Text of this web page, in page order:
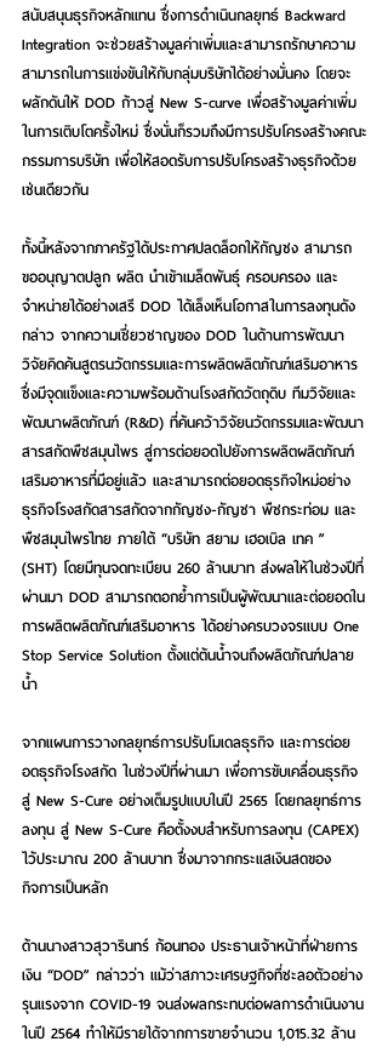
สนับสนุนธุรกิจหลักแทน ซึ่งการดำเนินกลยุทธ์ Backward
Integration จะช่วยสร้างมูลค่าเพิ่มและสามารถรักษาความ
สามารถในการแข่งขันให้กับกลุ่มบริษัทได้อย่างมั่นคง โดยจะ
ผลักดันให้ DOD ก้าวสู่ New S-curve เพื่อสร้างมูลค่าเพิ่ม
ในการเติบโตครั้งใหม่ ซึ่งนั่นก็รวมถึงมีการปรับโครงสร้างคณะ
กรรมการบริษัท เพื่อให้สอดรับการปรับโครงสร้างธุรกิจด้วย
เช่นเดียวกัน
ทั้งนี้หลังจากภาครัฐได้ประกาศปลดล็อกให้กัญชง สามารถ
ขออนุญาตปลูก ผลิต นำเข้าเมล็ดพันธุ์ ครอบครอง และ
จำหน่ายได้อย่างเสรี DOD ได้เล็งเห็นโอกาสในการลงทุนดัง
กล่าว จากความเชี่ยวชาญของ DOD ในด้านการพัฒนา
วิจัยคิดค้นสูตรนวัตกรรมและการผลิตผลิตภัณฑ์เสริมอาหาร
ซึ่งมีจุดแข็งและความพร้อมด้านโรงสกัดวัตถุดิบ ทีมวิจัยและ
พัฒนาผลิตภัณฑ์ (R&D) ที่ค้นคว้าวิจัยนวัตกรรมและพัฒนา
สารสกัดพืชสมุนไพร สู่การต่อยอดไปยังการผลิตผลิตภัณฑ์
เสริมอาหารที่มีอยู่แล้ว และสามารถต่อยอดธุรกิจใหม่อย่าง
ธุรกิจโรงสกัดสารสกัดจากกัญชง-กัญชา พืชกระท่อม และ
พืชสมุนไพรไทย ภายใต้ “บริษัท สยาม เฮอเบิล เทค ”
(SHT) โดยมีทุนจดทะเบียน 260 ล้านบาท ส่งผลให้ในช่วงปีที่
ผ่านมา DOD สามารถตอกย้ำการเป็นผู้พัฒนาและต่อยอดใน
การผลิตผลิตภัณฑ์เสริมอาหาร ได้อย่างครบวงจรแบบ One
Stop Service Solution ตั้งแต่ต้นน้ำจนถึงผลิตภัณฑ์ปลาย
น้ำ
จากแผนการวางกลยุทธ์การปรับโมเดลธุรกิจ และการต่อย
อดธุรกิจโรงสกัด ในช่วงปีที่ผ่านมา เพื่อการขับเคลื่อนธุรกิจ
สู่ New S-Cure อย่างเต็มรูปแบบในปี 2565 โดยกลยุทธ์การ
ลงทุน สู่ New S-Cure คือตั้งงบสำหรับการลงทุน (CAPEX)
ไว้ประมาณ 200 ล้านบาท ซึ่งมาจากกระแสเงินสดของ
กิจการเป็นหลัก
ด้านนางสาวสุวารินทร์ ก้อนทอง ประธานเจ้าหน้าที่ฝ่ายการ
เงิน “DOD” กล่าวว่า แม้ว่าสภาวะเศรษฐกิจที่ชะลอตัวอย่าง
รุนแรงจาก COVID-19 จนส่งผลกระทบต่อผลการดำเนินงาน
ในปี 2564 ทำให้มีรายได้จากการขายจำนวน 1,015.32 ล้าน